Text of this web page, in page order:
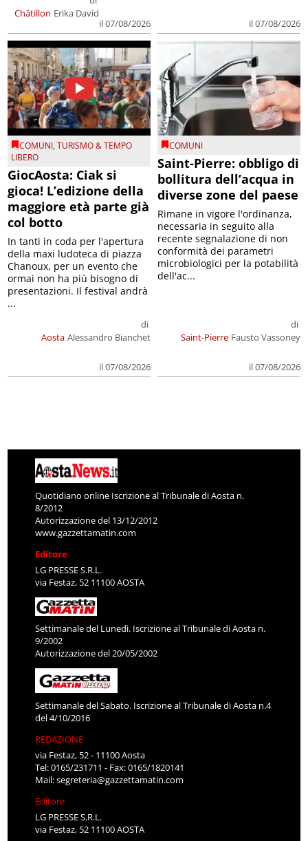
Châtillon Erika David
il 07/08/2026
il 07/08/2026
COMUNI,TURISMO & TEMPO
LIBERO
GiocAosta: Ciak si
gioca! L’edizione della
maggiore età parte già
col botto
Aosta
di
Alessandro Bianchet
il 07/08/2026
In tanti in coda per l'apertura
della maxi ludoteca di piazza
Chanoux, per un evento che
ormai non ha più bisogno di
presentazioni. Il festival andrà
...
COMUNI
Saint-Pierre: obbligo di
bollitura dell’acqua in
diverse zone del paese
Saint-Pierre
di
Fausto Vassoney
il 07/08/2026
Rimane in vigore l'ordinanza,
necessaria in seguito alla
recente segnalazione di non
conformità dei parametri
microbiologici per la potabilità
dell'ac...
Quotidiano online Iscrizione al Tribunale di Aosta n.
8/2012
Autorizzazione del 13/12/2012
www.gazzettamatin.com
Editore
LG PRESSE S.R.L.
via Festaz, 52 11100 AOSTA
Settimanale del Lunedì. Iscrizione al Tribunale di Aosta n.
9/2002
Autorizzazione del 20/05/2002
Settimanale del Sabato. Iscrizione al Tribunale di Aosta n.4
del 4/10/2016
REDAZIONE
via Festaz, 52 - 11100 Aosta
Tel: 0165/231711 - Fax: 0165/1820141
Mail:segreteria@gazzettamatin.com
Editore
LG PRESSE S.R.L.
via Festaz, 52 11100 AOSTA